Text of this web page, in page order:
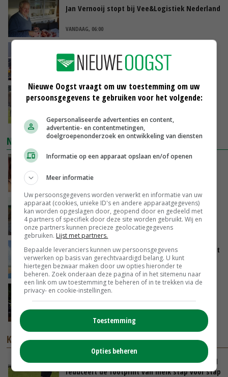
Jan Vernooij stopt bij Vee&Logistiek Nederland
VANDAAG, 06:00
China scherpt importeisen voor pootgoed aan
vanwege zebrachipbacterie
GISTEREN, 16:25
BBB vraagt minister om langer mest uit te
rijden
NIEUWSTE VIDEO'S
Danique in Canada: ‘Superveel schik gehad
tijdens stage’
POAH!: Fendt 1042
01-08-2026
Oekraïne-vlogger Kees Huizinga: ‘Tarwe wordt
geperst, koeien hebben stro nodig’
31-07-2026
‘Stikstofbrief hoeft niet van tafel, maar moet
wel worden aangepast’
KENNISPARTNERS
Tomorrow’s Dairy in de praktijk: Bas Duineveld
reduceert de footprint van melk stap voor stap
Nieuwe Oogst vraagt om uw toestemming om uw
persoonsgegevens te gebruiken voor het volgende:
Gepersonaliseerde advertenties en content,
advertentie- en contentmetingen,
doelgroepenonderzoek en ontwikkeling van diensten
Informatie op een apparaat opslaan en/of openen
Meer informatie
Uw persoonsgegevens worden verwerkt en informatie van uw
apparaat (cookies, unieke ID's en andere apparaatgegevens)
kan worden opgeslagen door, geopend door en gedeeld met
4 partners of specifiek door deze site worden gebruikt. Wij en
onze partners kunnen precieze geolocatiegegevens
gebruiken. Lijst met partners.
Bepaalde leveranciers kunnen uw persoonsgegevens
verwerken op basis van gerechtvaardigd belang. U kunt
hiertegen bezwaar maken door uw opties hieronder te
beheren. Zoek onderaan deze pagina of in het sitemenu naar
een link om uw toestemming te beheren of in te trekken via de
privacy- en cookie-instellingen.
Toestemming
Opties beheren